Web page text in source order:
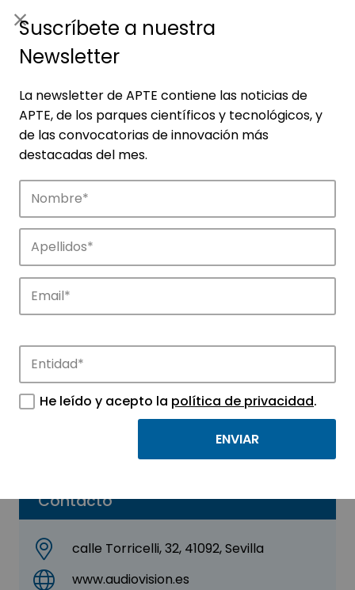
Empresas
Descubre las empresas que impulsan la
innovación en los parques de APTE.
Contacto
calle Torricelli, 32, 41092, Sevilla
www.audiovision.es
Palacio de la Música
Sevilla TechPark
Suscríbete a nuestra
Newsletter
La newsletter de APTE contiene las noticias de
APTE, de los parques científicos y tecnológicos, y
de las convocatorias de innovación más
destacadas del mes.
He leído y acepto la política de privacidad.